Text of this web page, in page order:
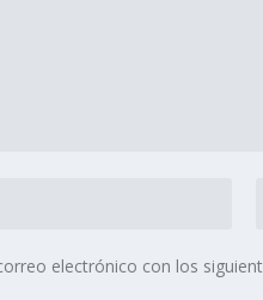
electrónico con los